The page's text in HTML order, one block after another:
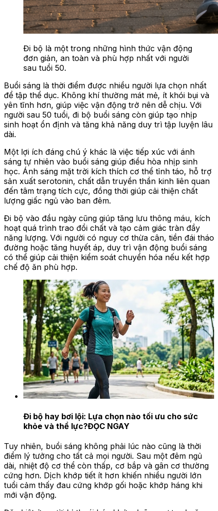
Đi bộ là một trong những hình thức vận động
đơn giản, an toàn và phù hợp nhất với người
sau tuổi 50.
Buổi sáng là thời điểm được nhiều người lựa chọn nhất
để tập thể dục. Không khí thường mát mẻ, ít khói bụi và
yên tĩnh hơn, giúp việc vận động trở nên dễ chịu. Với
người sau 50 tuổi, đi bộ buổi sáng còn giúp tạo nhịp
sinh hoạt ổn định và tăng khả năng duy trì tập luyện lâu
dài.
Một lợi ích đáng chú ý khác là việc tiếp xúc với ánh
sáng tự nhiên vào buổi sáng giúp điều hòa nhịp sinh
học. Ánh sáng mặt trời kích thích cơ thể tỉnh táo, hỗ trợ
sản xuất serotonin, chất dẫn truyền thần kinh liên quan
đến tâm trạng tích cực, đồng thời giúp cải thiện chất
lượng giấc ngủ vào ban đêm.
Đi bộ vào đầu ngày cũng giúp tăng lưu thông máu, kích
hoạt quá trình trao đổi chất và tạo cảm giác tràn đầy
năng lượng. Với người có nguy cơ thừa cân, tiền đái tháo
đường hoặc tăng huyết áp, duy trì vận động buổi sáng
có thể giúp cải thiện kiểm soát chuyển hóa nếu kết hợp
chế độ ăn phù hợp.
Đi bộ hay bơi lội: Lựa chọn nào tối ưu cho sức
khỏe và thể lực?ĐỌC NGAY
Tuy nhiên, buổi sáng không phải lúc nào cũng là thời
điểm lý tưởng cho tất cả mọi người. Sau một đêm ngủ
dài, nhiệt độ cơ thể còn thấp, cơ bắp và gân cơ thường
cứng hơn. Dịch khớp tiết ít hơn khiến nhiều người lớn
tuổi cảm thấy đau cứng khớp gối hoặc khớp háng khi
mới vận động.